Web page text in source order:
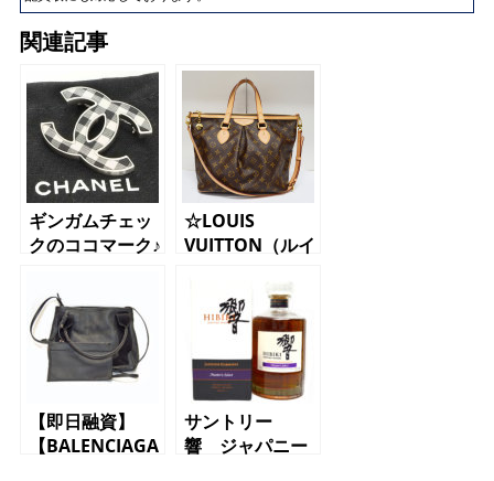
関連記事
ギンガムチェッ
クのココマーク♪
☆LOUIS
VUITTON（ルイ
ルモPM☆
【即日融資】
【BALENCIAGA
サントリー
響 ジャパニー